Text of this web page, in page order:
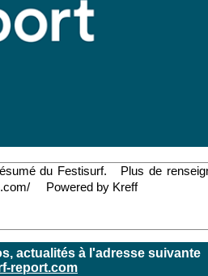
du Festisurf. Plus de
Powered by Kreff
actualités à l'adresse suivante
report.com